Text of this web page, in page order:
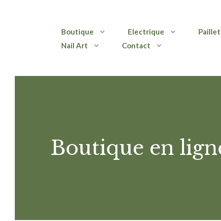
Boutique Electrique
Nail Art
Contact
Boutique en